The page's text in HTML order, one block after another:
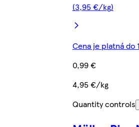
(3,95 €/kg)
Cena je platná do
0,99 €
4,95 €/kg
Quantity controls